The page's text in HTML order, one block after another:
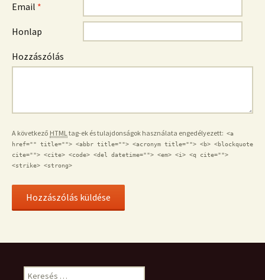
Email *
Honlap
Hozzászólás
A következő HTMLtag-ek és tulajdonságok használata engedélyezett: <a
href="" title=""> <abbr title=""> <acronym title=""> <b> <blockquote
cite=""> <cite> <code> <del datetime=""> <em> <i> <q cite="">
<strike> <strong>
Keresés: